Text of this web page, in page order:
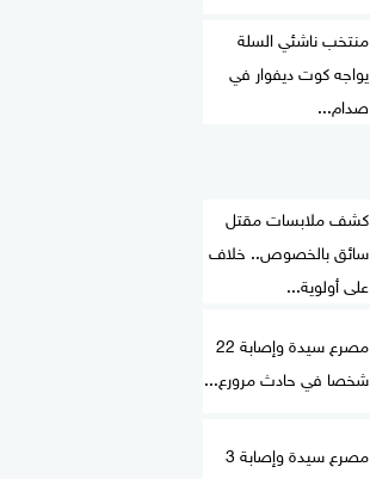
منتخب ناشئي السلة
يواجه كوت ديفوار في
صدام...
كشف ملابسات مقتل
سائق بالخصوص.. خلاف
على أولوية...
مصرع سيدة وإصابة 22
شخصا في حادث مرورع...
مصرع سيدة وإصابة 3